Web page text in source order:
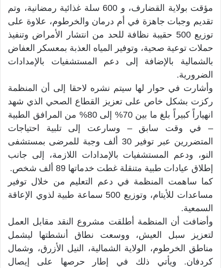
مؤقت بولاية القضارف، و 600 سلة غذائية رمضانية، وتم
تقديم وجبات جاهزة في أم درمان والخرطوم، علاوة على
توزيع 500 حقيبة نظافة للحد من انتشار الأمراض وتنفيذ
حملات توعية صحية، وتوفير المياه العذبة بمعسكر العفاض
بالشمالية بالإضافة إلى دعم المستشفيات بالإمدادات
الضرورية.
وأشارت في حوار لها سيتم نشره لاحقا إلى أن المنظمة
ركزت بشكل خاص على تعزيز القطاع الصحي الذي شهد
انهياراً كبيراً بلغ ما بين 70% إلى 80% من المرافق الطبية
– في وقت سابق – وسارعت إلى تلبية احتياجات
المتضررين عبر توفير 30 ألف وجبة للمرضى بمستشفى
النو، ودعم المستشفيات بالإمدادات اللازمة، إلى جانب
إطلاق عيادات طبية متنقلة غطت خدماتها 89 ألف شخص.
كما ساهمت المنظمة في دعم التعليم من خلال توفير
مساعدات للأيتام، وتوزيع 500 سماعة طبية لذوي الإعاقة
السمعية.
وأضافت أن المنظمة أطلقت مشروع النقد مقابل العمل
لتعزيز سبل العيش، ووسعت نطاق أنشطتها ليشمل
مناطق الخرطوم، الولاية الشمالية، النيل الأزرق، وشمال
كردفان. ويأتي ذلك في إطار حرصها على إيصال